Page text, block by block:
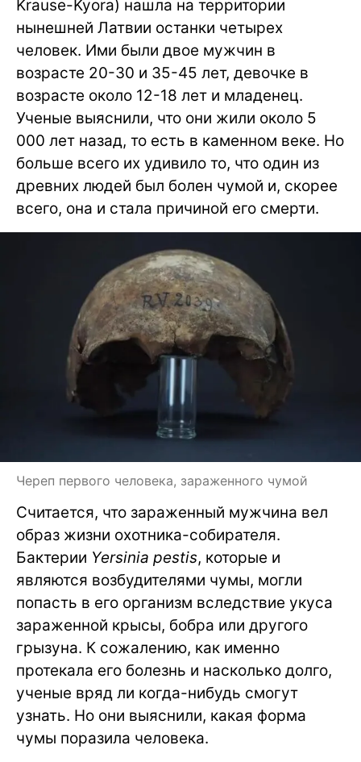
Krause-Kyora) нашла на территории
нынешней Латвии останки четырех
человек. Ими были двое мужчин в
возрасте 20-30 и 35-45 лет, девочке в
возрасте около 12-18 лет и младенец.
Ученые выяснили, что они жили около 5
000 лет назад, то есть в каменном веке. Но
больше всего их удивило то, что один из
древних людей был болен чумой и, скорее
всего, она и стала причиной его смерти.
Череп первого человека, зараженного чумой
Считается, что зараженный мужчина вел
образ жизни охотника-собирателя.
Бактерии Yersinia pestis, которые и
являются возбудителями чумы, могли
попасть в его организм вследствие укуса
зараженной крысы, бобра или другого
грызуна. К сожалению, как именно
протекала его болезнь и насколько долго,
ученые вряд ли когда-нибудь смогут
узнать. Но они выяснили, какая форма
чумы поразила человека.